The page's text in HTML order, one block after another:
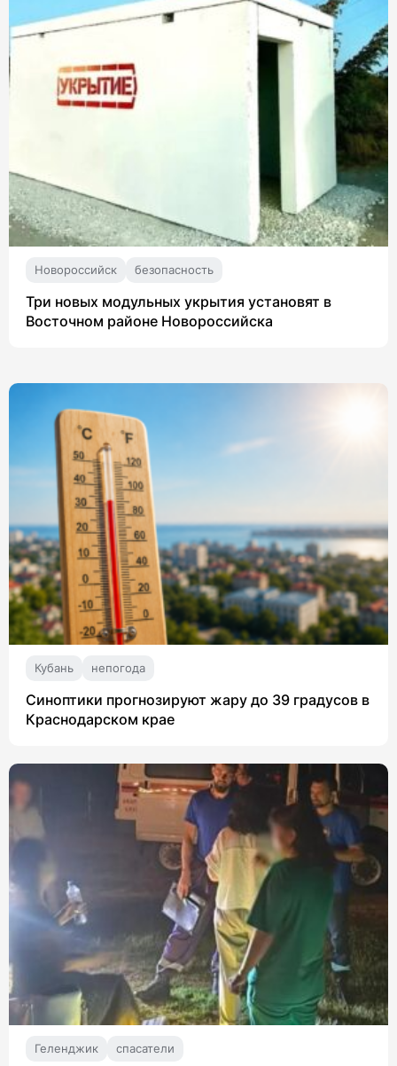
Новороссийск безопасность
Три новых модульных укрытия установят в
Восточном районе Новороссийска
Кубань непогода
Синоптики прогнозируют жару до 39 градусов в
Краснодарском крае
Геленджик спасатели